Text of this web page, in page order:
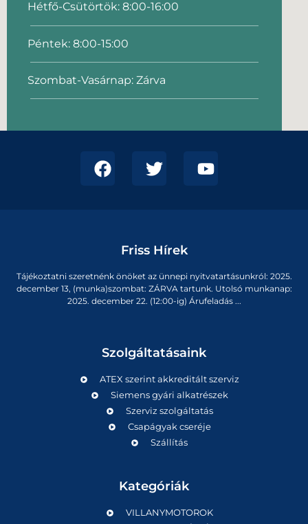
Hétfő-Csütörtök: 8:00-16:00
Péntek: 8:00-15:00
Szombat-Vasárnap: Zárva
Friss Hírek
Tájékoztatni szeretnénk önöket az ünnepi nyitvatartásunkról: 2025.
december 13, (munka)szombat: ZÁRVA tartunk. Utolsó munkanap:
2025. december 22. (12:00-ig) Árufeladás ...
Szolgáltatásaink
ATEX szerint akkreditált szerviz
Siemens gyári alkatrészek
Szerviz szolgáltatás
Csapágyak cseréje
Szállítás
Kategóriák
VILLANYMOTOROK